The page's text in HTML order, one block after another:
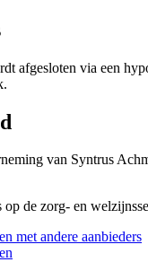
afgesloten via een
van Syntrus
de zorg- en
met andere aanbieders